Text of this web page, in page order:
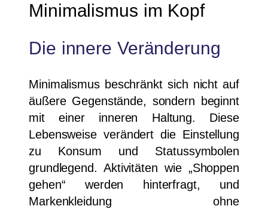
Minimalismus im Kopf
Die innere Veränderung
Minimalismus beschränkt sich nicht auf
äußere Gegenstände, sondern beginnt
mit einer inneren Haltung. Diese
Lebensweise verändert die Einstellung
zu Konsum und Statussymbolen
grundlegend. Aktivitäten wie „Shoppen
gehen“ werden hinterfragt, und
Markenkleidung ohne